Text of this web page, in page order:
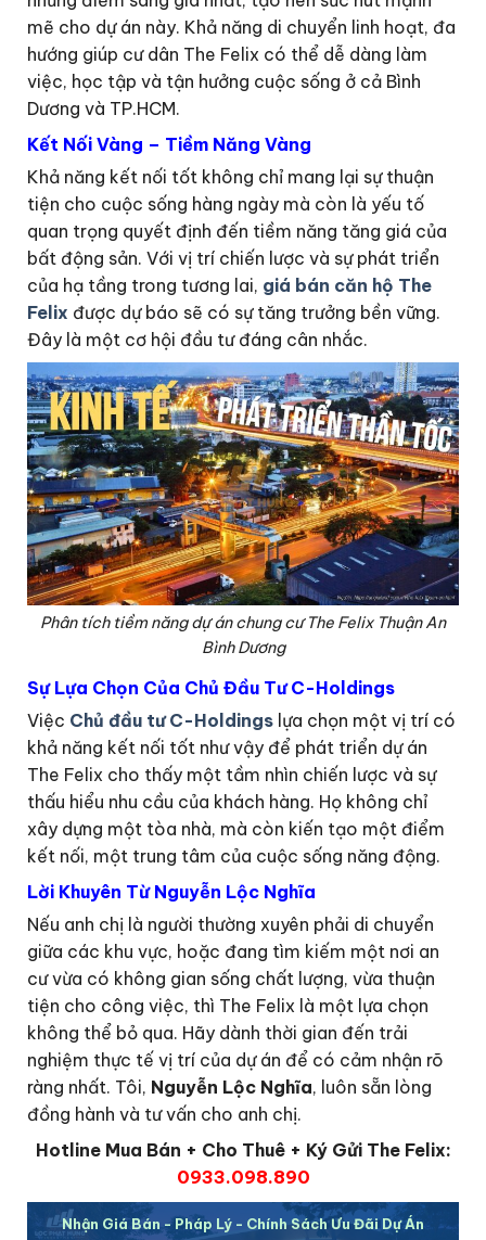
mẽ cho dự án này. Khả năng di chuyển linh hoạt, đa
hướng giúp cư dân The Felix có thể dễ dàng làm
việc, học tập và tận hưởng cuộc sống ở cả Bình
Dương và TP.HCM.
Kết Nối Vàng – Tiềm Năng Vàng
Khả năng kết nối tốt không chỉ mang lại sự thuận
tiện cho cuộc sống hàng ngày mà còn là yếu tố
quan trọng quyết định đến tiềm năng tăng giá của
bất động sản. Với vị trí chiến lược và sự phát triển
của hạ tầng trong tương lai, giá bán căn hộ The
Felix được dự báo sẽ có sự tăng trưởng bền vững.
Đây là một cơ hội đầu tư đáng cân nhắc.
Phân tích tiềm năng dự án chung cư The Felix Thuận An
Bình Dương
Sự Lựa Chọn Của Chủ Đầu Tư C-Holdings
Việc Chủ đầu tư C-Holdings lựa chọn một vị trí có
khả năng kết nối tốt như vậy để phát triển dự án
The Felix cho thấy một tầm nhìn chiến lược và sự
thấu hiểu nhu cầu của khách hàng. Họ không chỉ
xây dựng một tòa nhà, mà còn kiến tạo một điểm
kết nối, một trung tâm của cuộc sống năng động.
Lời Khuyên Từ Nguyễn Lộc Nghĩa
Nếu anh chị là người thường xuyên phải di chuyển
giữa các khu vực, hoặc đang tìm kiếm một nơi an
cư vừa có không gian sống chất lượng, vừa thuận
tiện cho công việc, thì The Felix là một lựa chọn
không thể bỏ qua. Hãy dành thời gian đến trải
nghiệm thực tế vị trí của dự án để có cảm nhận rõ
ràng nhất. Tôi, Nguyễn Lộc Nghĩa, luôn sẵn lòng
đồng hành và tư vấn cho anh chị.
Hotline Mua Bán + Cho Thuê + Ký Gửi The Felix:
0933.098.890
Nhận Giá Bán - Pháp Lý - Chính Sách Ưu Đãi Dự Án